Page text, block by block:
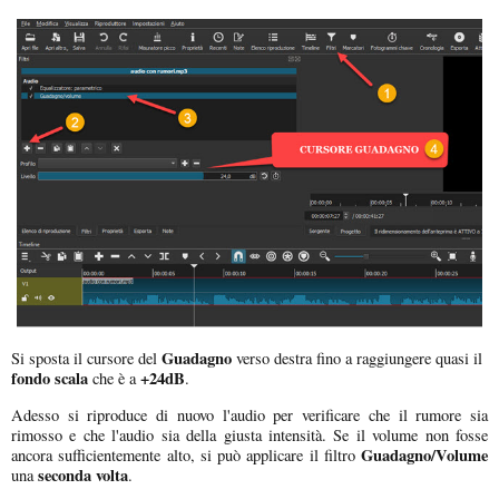
Si sposta il cursore del Guadagno verso destra fino a raggiungere quasi il
fondo scala che è a+24dB.
Adesso si riproduce di nuovo l'audio per verificare che il rumore sia
rimosso e che l'audio sia della giusta intensità. Se il volume non fosse
ancora sufficientemente alto, si può applicare il filtro Guadagno/Volume
unaseconda volta.